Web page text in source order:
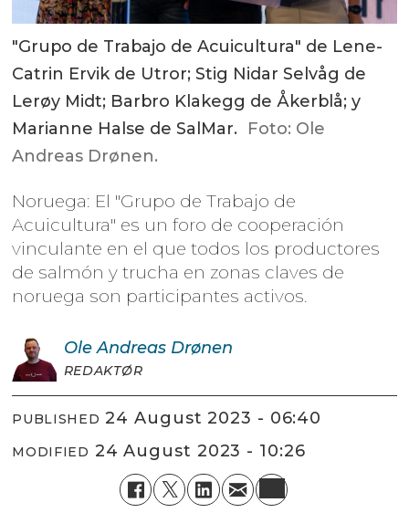
"Grupo de Trabajo de Acuicultura" de Lene-
Catrin Ervik de Utror; Stig Nidar Selvåg de
Lerøy Midt; Barbro Klakegg de Åkerblå; y
Marianne Halse de SalMar. Foto: Ole
Andreas Drønen.
Noruega: El "Grupo de Trabajo de
Acuicultura" es un foro de cooperación
vinculante en el que todos los productores
de salmón y trucha en zonas claves de
noruega son participantes activos.
Ole Andreas Drønen
REDAKTØR
PUBLISHED 24 August 2023 - 06:40
MODIFIED 24 August 2023 - 10:26